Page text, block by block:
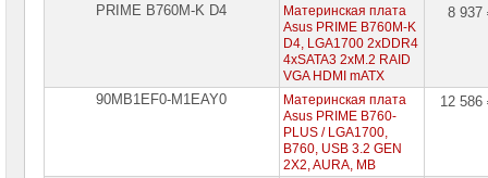
PRIME B760M-K D4
Материнская плата
Asus PRIME B760M-K
D4, LGA1700 2xDDR4
4xSATA3 2xM.2 RAID
VGA HDMI mATX
8
90MB1EF0-M1EAY0
Материнская плата
Asus PRIME B760-
PLUS / LGA1700,
B760, USB 3.2 GEN
2X2, AURA, MB
12